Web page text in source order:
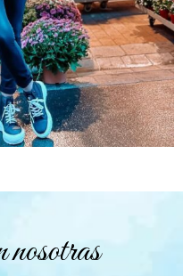
nosotras